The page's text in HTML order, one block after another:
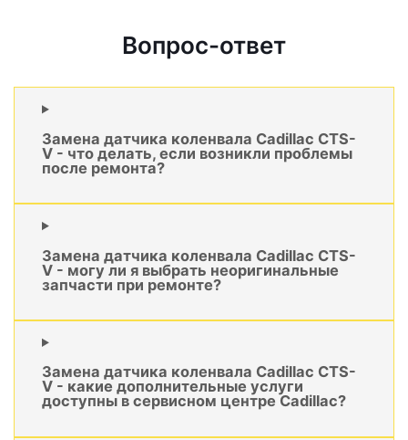
Вопрос-ответ
Замена датчика коленвала Cadillac CTS-
V - что делать, если возникли проблемы
после ремонта?
Замена датчика коленвала Cadillac CTS-
V - могу ли я выбрать неоригинальные
запчасти при ремонте?
Замена датчика коленвала Cadillac CTS-
V - какие дополнительные услуги
доступны в сервисном центре Cadillac?